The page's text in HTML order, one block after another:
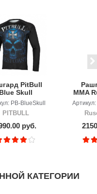
PitBull
Blue Skull
PB-BlueSkull
PITBULL
руб.
MMA
КАТЕГОРИИ